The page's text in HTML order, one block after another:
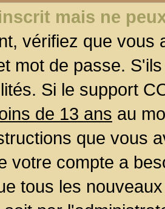
mais ne
vérifiez que
mot de passe.
Si le support
de 13 ans au
que vous
votre compte a
tous les